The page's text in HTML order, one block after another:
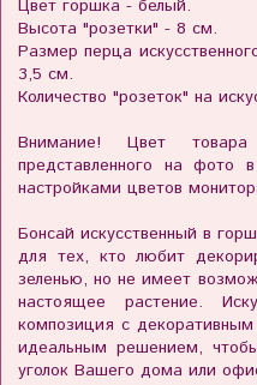
Цвет горшка - белый.
Высота "розетки" - 8 см.
Размер перца
3,5 см.
Количество "розеток" на
Внимание! Цвет
представленного на фото
настройками цветов
Бонсай искусственный в
для тех, кто любит
зеленью, но не имеет
настоящее растение.
композиция с
идеальным решением,
уголок Вашего дома или